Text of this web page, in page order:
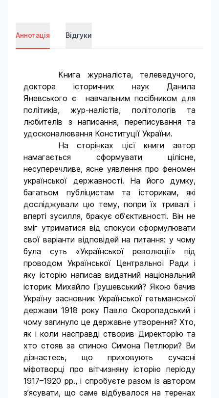
Аннотація Відгуки
Книга журналіста, телеведучого,
доктора історичних наук Данила
Яневського є навчальним посібником для
політиків, жур-налістів, політологів та
любителів з написання, переписування та
удосконалювання Конституції України.
На сторінках цієї книги автор
намагається сформувати цілісне,
несуперечливе, ясне уявлення про феномен
української державності. На його думку,
багатьом публіцистам та історикам, які
досліджували цю тему, попри їх тривалі і
вперті зусилля, бракує об’єктивності. Він не
зміг утриматися від спокуси сформулювати
свої варіанти відповідей на питання: у чому
була суть «Української революції» під
проводом Української Центральної Ради і
яку історію написав видатний національний
історик Михайло Грушевський? Якою бачив
Україну засновник Української гетьманської
держави 1918 року Павло Скоропадський і
чому загинуло це державне утворення? Хто,
як і коли насправді створив Директорію та
хто стояв за спиною Симона Петлюри? Ви
дізнаєтесь, що приховують сучасні
міфотворці про вітчизняну історію періоду
1917–1920 рр., і спробуєте разом із автором
з’ясувати, що саме відбувалося на теренах